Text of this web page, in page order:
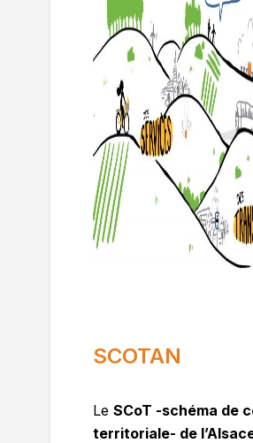
SCOTAN
Le SCoT -schéma de
territoriale- de